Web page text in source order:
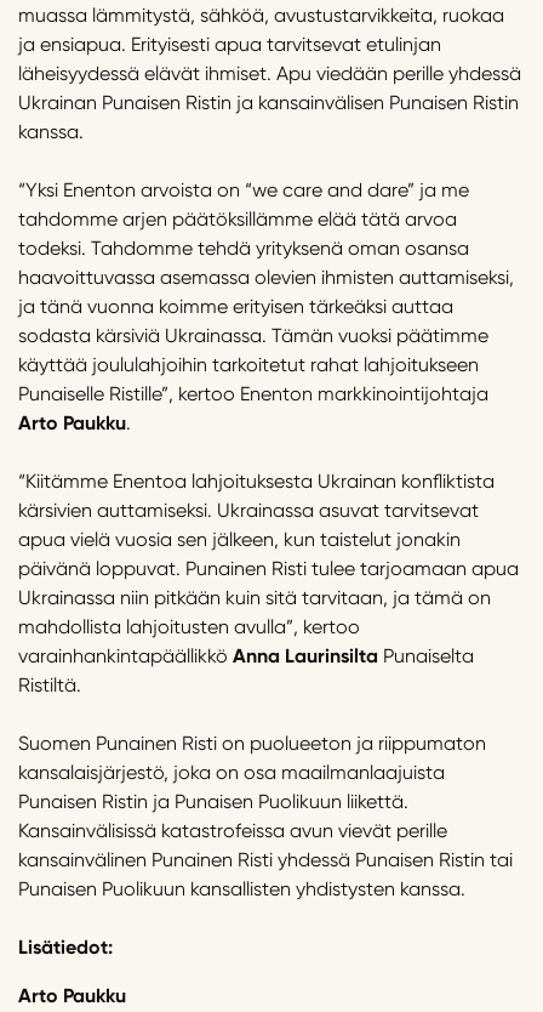
muassa lämmitystä, sähköä, avustustarvikkeita, ruokaa
ja ensiapua. Erityisesti apua tarvitsevat etulinjan
läheisyydessä elävät ihmiset. Apu viedään perille yhdessä
Ukrainan Punaisen Ristin ja kansainvälisen Punaisen Ristin
kanssa.
“Yksi Enenton arvoista on “we care and dare” ja me
tahdomme arjen päätöksillämme elää tätä arvoa
todeksi. Tahdomme tehdä yrityksenä oman osansa
haavoittuvassa asemassa olevien ihmisten auttamiseksi,
ja tänä vuonna koimme erityisen tärkeäksi auttaa
sodasta kärsiviä Ukrainassa. Tämän vuoksi päätimme
käyttää joululahjoihin tarkoitetut rahat lahjoitukseen
Punaiselle Ristille”, kertoo Enenton markkinointijohtaja
Arto Paukku.
“Kiitämme Enentoa lahjoituksesta Ukrainan konfliktista
kärsivien auttamiseksi. Ukrainassa asuvat tarvitsevat
apua vielä vuosia sen jälkeen, kun taistelut jonakin
päivänä loppuvat. Punainen Risti tulee tarjoamaan apua
Ukrainassa niin pitkään kuin sitä tarvitaan, ja tämä on
mahdollista lahjoitusten avulla”, kertoo
varainhankintapäällikkö Anna Laurinsilta Punaiselta
Ristiltä.
Suomen Punainen Risti on puolueeton ja riippumaton
kansalaisjärjestö, joka on osa maailmanlaajuista
Punaisen Ristin ja Punaisen Puolikuun liikettä.
Kansainvälisissä katastrofeissa avun vievät perille
kansainvälinen Punainen Risti yhdessä Punaisen Ristin tai
Punaisen Puolikuun kansallisten yhdistysten kanssa.
Lisätiedot:
Arto Paukku